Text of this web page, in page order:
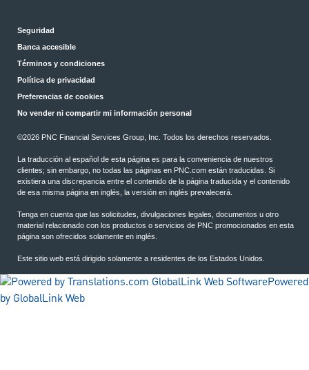
Seguridad
Banca accesible
Términos y condiciones
Política de privacidad
Preferencias de cookies
No vender ni compartir mi información personal
©2026 PNC Financial Services Group, Inc. Todos los derechos reservados.
La traducción al español de esta página es para la conveniencia de nuestros
clientes; sin embargo, no todas las páginas en PNC.com están traducidas. Si
existiera una discrepancia entre el contenido de la página traducida y el contenido
de esa misma página en inglés, la versión en inglés prevalecerá.
Tenga en cuenta que las solicitudes, divulgaciones legales, documentos u otro
material relacionado con los productos o servicios de PNC promocionados en esta
página son ofrecidos solamente en inglés.
Este sitio web está dirigido solamente a residentes de los Estados Unidos.
Powered
by GlobalLink Web